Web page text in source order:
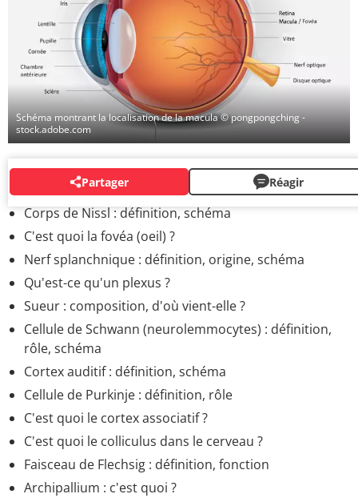
Schéma montrant la localisation de la macula© pongpongching -
stock.adobe.com
Partager Réagir
SYSTÈME NERVEUX
Corps de Nissl : définition, schéma
C'est quoi la fovéa (oeil) ?
Nerf splanchnique : définition, origine, schéma
Qu'est-ce qu'un plexus ?
Sueur : composition, d'où vient-elle ?
Cellule de Schwann (neurolemmocytes) : définition,
rôle, schéma
Cortex auditif : définition, schéma
Cellule de Purkinje : définition, rôle
C'est quoi le cortex associatif ?
C'est quoi le colliculus dans le cerveau ?
Faisceau de Flechsig : définition, fonction
Archipallium : c'est quoi ?